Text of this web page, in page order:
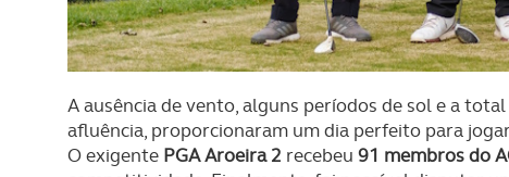
A ausência de vento, alguns períodos de sol e a
afluência, proporcionaram um dia perfeito para
O exigente PGA Aroeira 2 recebeu 91 membros do